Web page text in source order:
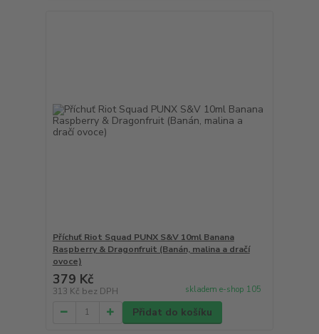
Příchuť Riot Squad PUNX S&V 10ml Banana
Raspberry & Dragonfruit (Banán, malina a dračí
ovoce)
379 Kč
313 Kč bez DPH skladem e-shop 105
Přidat do košíku